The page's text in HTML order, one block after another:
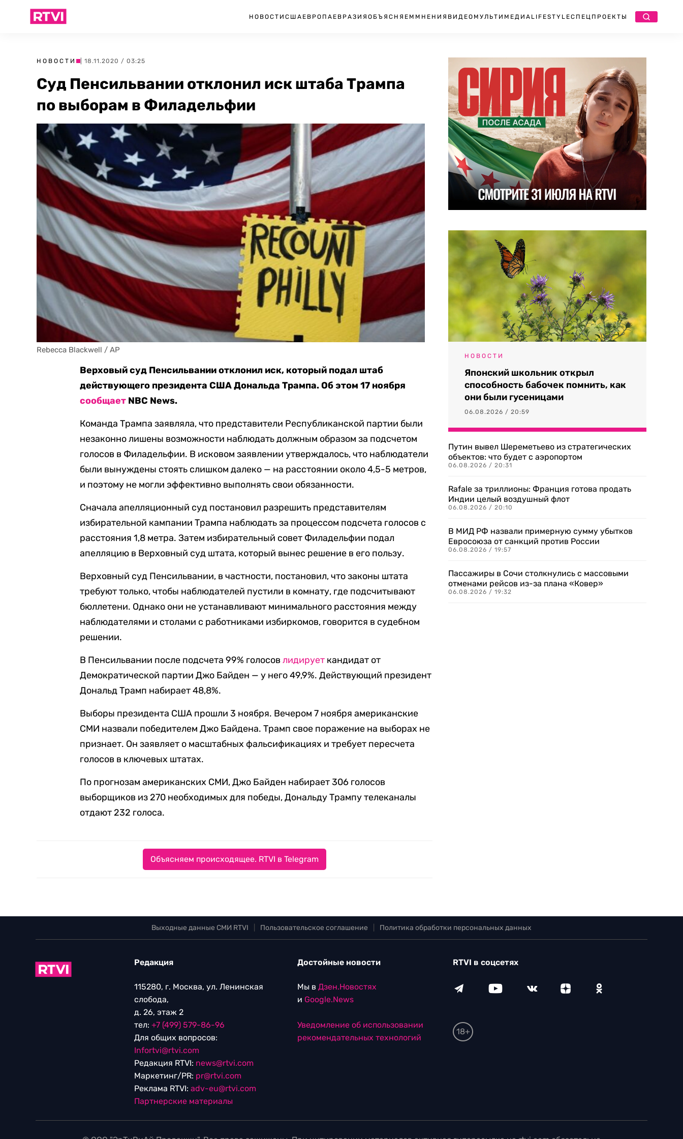
НОВОСТИ США ЕВРОПА ЕВРАЗИЯ ОБЪЯСНЯЕМ МНЕНИЯ ВИДЕО МУЛЬТИМЕДИА LIFESTYLEСПЕЦПРОЕКТЫ
НОВОСТИ | 18.11.2020 / 03:25
Суд Пенсильвании отклонил иск штаба Трампа
по выборам в Филадельфии
Rebecca Blackwell / AP
Верховый суд Пенсильвании отклонил иск, который подал штаб
действующего президента США Дональда Трампа. Об этом 17 ноября
сообщает NBC News.
Команда Трампа заявляла, что представители Республиканской партии были
незаконно лишены возможности наблюдать должным образом за подсчетом
голосов в Филадельфии. В исковом заявлении утверждалось, что наблюдатели
были вынуждены стоять слишком далеко — на расстоянии около 4,5-5 метров,
и поэтому не могли эффективно выполнять свои обязанности.
Сначала апелляционный суд постановил разрешить представителям
избирательной кампании Трампа наблюдать за процессом подсчета голосов с
расстояния 1,8 метра. Затем избирательный совет Филадельфии подал
апелляцию в Верховный суд штата, который вынес решение в его пользу.
Верховный суд Пенсильвании, в частности, постановил, что законы штата
требуют только, чтобы наблюдателей пустили в комнату, где подсчитывают
бюллетени. Однако они не устанавливают минимального расстояния между
наблюдателями и столами с работниками избиркомов, говорится в судебном
решении.
В Пенсильвании после подсчета 99% голосовлидирует кандидат от
Демократической партии Джо Байден — у него 49,9%. Действующий президент
Дональд Трамп набирает 48,8%.
Выборы президента США прошли 3 ноября. Вечером 7 ноября американские
СМИ назвали победителем Джо Байдена. Трамп свое поражение на выборах не
признает. Он заявляет о масштабных фальсификациях и требует пересчета
голосов в ключевых штатах.
По прогнозам американских СМИ, Джо Байден набирает 306 голосов
выборщиков из 270 необходимых для победы, Дональду Трампу телеканалы
отдают 232 голоса.
Объясняем происходящее. RTVI в Telegram
НОВОСТИ
Японский школьник открыл
способность бабочек помнить, как
они были гусеницами
06.08.2026 / 20:59
Путин вывел Шереметьево из стратегических
объектов: что будет с аэропортом
06.08.2026 / 20:31
Rafale за триллионы: Франция готова продать
Индии целый воздушный флот
06.08.2026 / 20:10
В МИД РФ назвали примерную сумму убытков
Евросоюза от санкций против России
06.08.2026 / 19:57
Пассажиры в Сочи столкнулись с массовыми
отменами рейсов из-за плана «Ковер»
06.08.2026 / 19:32
Выходные данные СМИ RTVI Пользовательское соглашение Политика обработки персональных данных
Редакция
115280, г. Москва, ул. Ленинская
слобода,
д. 26, этаж 2
тел: +7 (499) 579-86-96
Для общих вопросов:
Infortvi@rtvi.com
Редакция RTVI: news@rtvi.com
Маркетинг/PR: pr@rtvi.com
Реклама RTVI: adv-eu@rtvi.com
Партнерские материалы
Достойные новости
Мы в Дзен.Новостях
и Google.News
Уведомление об использовании
рекомендательных технологий
RTVI в соцсетях
18+